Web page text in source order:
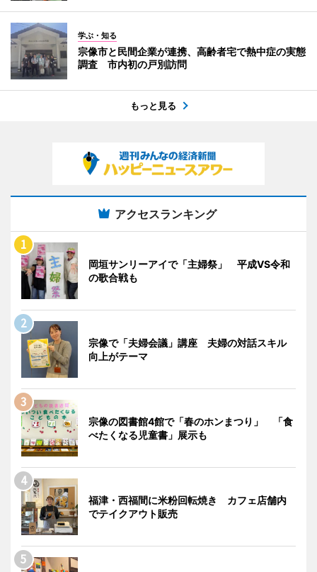
学ぶ・知る
宗像市と民間企業が連携、高齢者宅で熱中症の実態
調査 市内初の戸別訪問
もっと見る
アクセスランキング
岡垣サンリーアイで「主婦祭」 平成VS令和
の歌合戦も
宗像で「夫婦会議」講座 夫婦の対話スキル
向上がテーマ
宗像の図書館4館で「春のホンまつり」 「食
べたくなる児童書」展示も
福津・西福間に米粉回転焼き カフェ店舗内
でテイクアウト販売